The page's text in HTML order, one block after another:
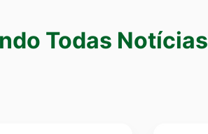
Todas Notícias
Notícias